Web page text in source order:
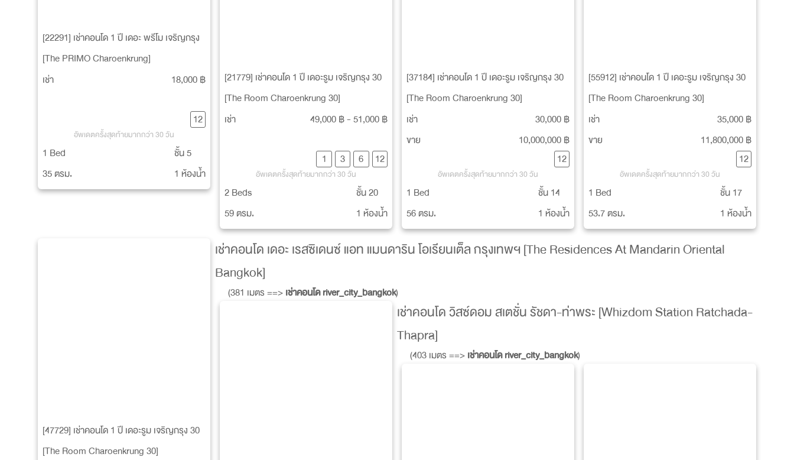
[22291] เช่าคอนโด 1 ปี เดอะ พรีโม เจริญกรุง
[The PRIMO Charoenkrung]
เช่า
18,000 ฿
12
อัพเดตครั้งสุดท้ายมากกว่า 30 วัน
1 Bed
35 ตรม.
ชั้น 5
1 ห้องน้ำ
[21779] เช่าคอนโด 1 ปี เดอะรูม เจริญกรุง 30
[The Room Charoenkrung 30]
เช่า
49,000 ฿ - 51,000 ฿
1 3 6 12
อัพเดตครั้งสุดท้ายมากกว่า 30 วัน
2 Beds
59 ตรม.
ชั้น 20
1 ห้องน้ำ
[37184] เช่าคอนโด 1 ปี เดอะรูม เจริญกรุง 30
[The Room Charoenkrung 30]
เช่า
30,000 ฿
ขาย
10,000,000 ฿
12
อัพเดตครั้งสุดท้ายมากกว่า 30 วัน
1 Bed
56 ตรม.
ชั้น 14
1 ห้องน้ำ
[55912] เช่าคอนโด 1 ปี เดอะรูม เจริญกรุง 30
[The Room Charoenkrung 30]
เช่า
35,000 ฿
ขาย
11,800,000 ฿
12
อัพเดตครั้งสุดท้ายมากกว่า 30 วัน
1 Bed
53.7 ตรม.
ชั้น 17
1 ห้องน้ำ
[47729] เช่าคอนโด 1 ปี เดอะรูม เจริญกรุง 30
[The Room Charoenkrung 30]
เช่าคอนโด เดอะ เรสซิเดนซ์ แอท แมนดาริน โอเรียนเต็ล กรุงเทพฯ [The Residences At Mandarin Oriental
Bangkok]
(381 เมตร ==>เช่าคอนโด river_city_bangkok)
เช่าคอนโด วิสซ์ดอม สเตชั่น รัชดา-ท่าพระ [Whizdom Station Ratchada-
Thapra]
(403 เมตร ==>เช่าคอนโด river_city_bangkok)